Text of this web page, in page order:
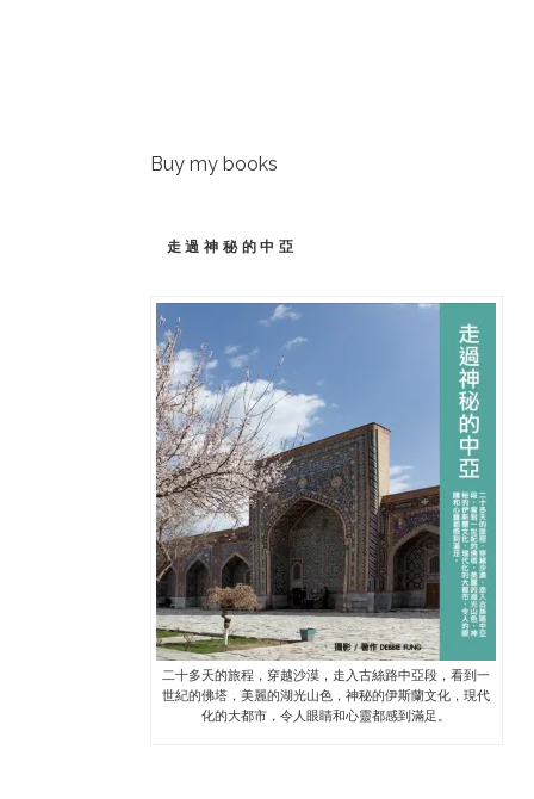
Buy my books
走過神秘的中亞
二十多天的旅程，穿越沙漠，走入古絲路中亞段，看到一
世紀的佛塔，美麗的湖光山色，神秘的伊斯蘭文化，現代
化的大都市，令人眼睛和心靈都感到滿足。